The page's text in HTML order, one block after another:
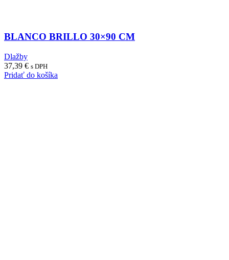
BLANCO BRILLO 30×90 CM
Dlažby
37,39 € s DPH
Pridať do košíka